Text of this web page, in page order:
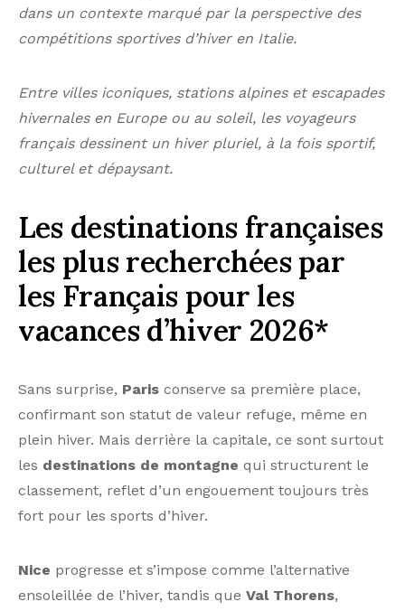
dans un contexte marqué par la perspective des
compétitions sportives d’hiver en Italie.
Entre villes iconiques, stations alpines et escapades
hivernales en Europe ou au soleil, les voyageurs
français dessinent un hiver pluriel, à la fois sportif,
culturel et dépaysant.
Les destinations françaises
les plus recherchées par
les Français pour les
vacances d’hiver 2026*
Sans surprise, Paris conserve sa première place,
confirmant son statut de valeur refuge, même en
plein hiver. Mais derrière la capitale, ce sont surtout
les destinations de montagne qui structurent le
classement, reflet d’un engouement toujours très
fort pour les sports d’hiver.
Nice progresse et s’impose comme l’alternative
ensoleillée de l’hiver, tandis que Val Thorens,